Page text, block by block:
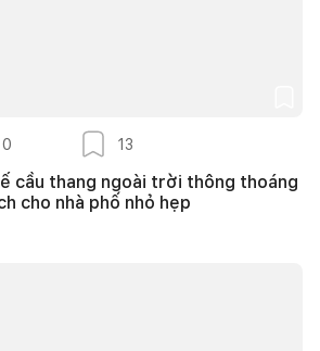
0 13
cầu thang ngoài trời thông thoáng
cho nhà phố nhỏ hẹp